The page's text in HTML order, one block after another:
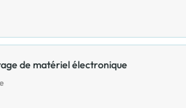
de matériel électronique